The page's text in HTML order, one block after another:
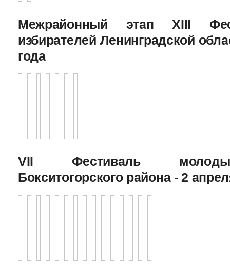
Межрайонный этап XIII
избирателей Ленинградской
года
VII Фестиваль
Бокситогорского района - 2